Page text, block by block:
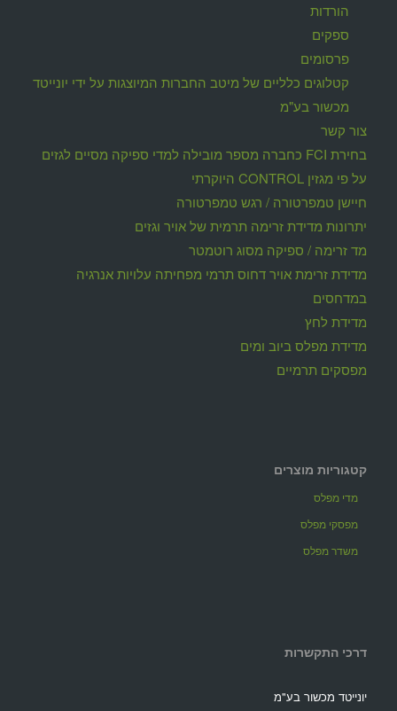
הורדות
ספקים
פרסומים
קטלוגים כלליים של מיטב החברות המיוצגות על ידי יונייטד
מכשור בע"מ
צור קשר
בחירת FCI כחברה מספר מובילה למדי ספיקה מסיים לגזים
על פי מגזין CONTROL היוקרתי
חיישן טמפרטורה / רגש טמפרטורה
יתרונות מדידת זרימה תרמית של אויר וגזים
מד זרימה / ספיקה מסוג רוטמטר
מדידת זרימת אויר דחוס תרמי מפחיתה עלויות אנרגיה
במדחסים
מדידת לחץ
מדידת מפלס ביוב ומים
מפסקים תרמיים
קטגוריות מוצרים
מדי מפלס
מפסקי מפלס
משדר מפלס
דרכי התקשרות
יונייטד מכשור בע"מ